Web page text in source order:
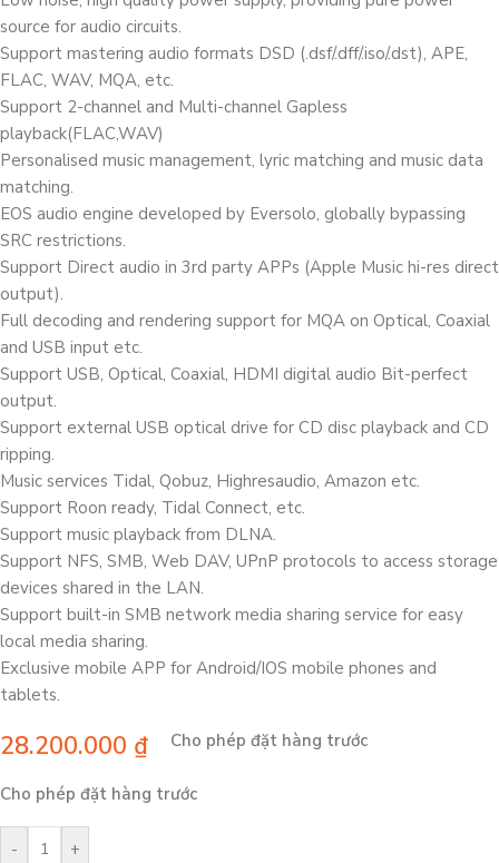
source for audio circuits.
Support mastering audio formats DSD (.dsf/.dff/.iso/.dst), APE,
FLAC, WAV, MQA, etc.
Support 2-channel and Multi-channel Gapless
playback(FLAC,WAV)
Personalised music management, lyric matching and music data
matching.
EOS audio engine developed by Eversolo, globally bypassing
SRC restrictions.
Support Direct audio in 3rd party APPs (Apple Music hi-res direct
output).
Full decoding and rendering support for MQA on Optical, Coaxial
and USB input etc.
Support USB, Optical, Coaxial, HDMI digital audio Bit-perfect
output.
Support external USB optical drive for CD disc playback and CD
ripping.
Music services Tidal, Qobuz, Highresaudio, Amazon etc.
Support Roon ready, Tidal Connect, etc.
Support music playback from DLNA.
Support NFS, SMB, Web DAV, UPnP protocols to access storage
devices shared in the LAN.
Support built-in SMB network media sharing service for easy
local media sharing.
Exclusive mobile APP for Android/IOS mobile phones and
tablets.
28.200.000 ₫ Cho phép đặt hàng trước
Cho phép đặt hàng trước
- +